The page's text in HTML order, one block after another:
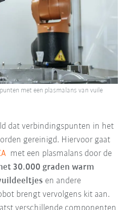
dat verbindingspunten in het
gereinigd. Hiervoor gaat
met een plasmalans door de
30.000 graden warm
en andere
brengt vervolgens kit aan.
verschillende componenten
met een plasmalans van vuile